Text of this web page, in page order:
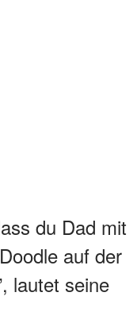
du Dad mit
auf der
lautet seine